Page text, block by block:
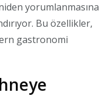
yorumlanmasına
Bu özellikler,
gastronomi